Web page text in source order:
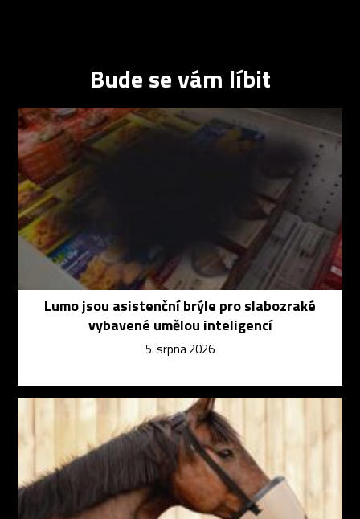
Bude se vám líbit
Lumo jsou asistenční brýle pro slabozraké
vybavené umělou inteligencí
5. srpna 2026